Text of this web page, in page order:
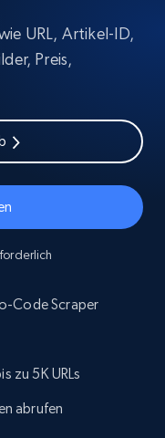
URL, Artikel-ID,
Preis,
Code Scraper
zu 5K URLs
abrufen